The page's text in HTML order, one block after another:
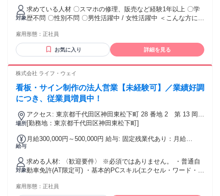
566円（固定残業時間：1ヶ月あたり25時間） 固定残業時間を
超えた勤務時間については別途残業代を支給する 【一律手
当】 全員に一律で支払われる通勤・皆勤・家族手当金額：な
し 全員に一律で支払われるその他手当金額：なし ※経験・ス
インセンティブあり！（月平均2万円～） インセンティブなど
の詳細が知りたい方は、お気軽にお問い合わせください。
対象
求めている人材 〇スマホの修理、販売など経験1年以上 〇学
歴不問 〇性別不問 〇男性活躍中 / 女性活躍中 ＜こんな方にオ
プラモデルや自作PC組立などの制作、リペア(修理)が好きな
方 〇人と接することが好きな方 〇スマホ販売などの経験が活
かせる仕事をお探しの方 〇ハローワークで仕事をお探しの方
〇ライフワークバランスの取れた会社で働きたい方
雇用形態： 正社員
お気に入り 詳細を見る
株式会社 ライフ・ウェイ
看板・サイン制作の法人営業【未経験可】／業績好調
につき、従業員増員中！
場所
アクセス: 東京都千代田区神田東松下町 28 番地 2 第 13 岡崎
ビル3F 神田駅 徒歩4分 / 岩本町駅 徒歩2分 / 新日本橋駅 徒歩
[勤務地：東京都千代田区神田東松下町]
給与
月給300,000円～500,000円 給与: 固定残業代あり：月給
￥50,000〜￥100,000（30時間相当分）を含む。30時間を超え
る残業代は追加で支給する。 月給300,000円～500,000円（能
力・経験を考慮） ※試用期間3か月（給与同条件または能力に
応じ査定） ※昇給・賞与あり（業績・評価連動）
対象
求める人材: 〈歓迎要件〉 ※必須ではありません。 ・普通自
動車免許(AT限定可) ・基本的PCスキル(エクセル・ワード・パ
〈こんな方も歓迎です〉 ・営業で成果を出し、その先に経営
雇用形態： 正社員